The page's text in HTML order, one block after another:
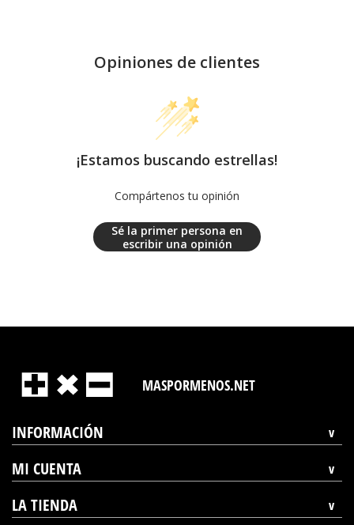
Opiniones de clientes
¡Estamos buscando estrellas!
Compártenos tu opinión
Sé la primer persona en
escribir una opinión
MASPORMENOS.NET
INFORMACIÓN
MI CUENTA
LA TIENDA